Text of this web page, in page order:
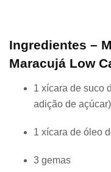
Ingredientes –
Maracujá Low
1 xícara de suco
adição de açúcar)
1 xícara de óleo
3 gemas